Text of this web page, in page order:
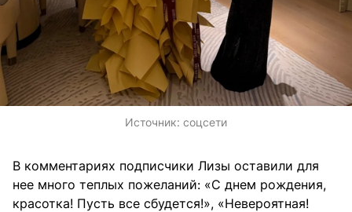
Источник: соцсети
В комментариях подписчики Лизы оставили для
нее много теплых пожеланий: «С днем рождения,
красотка! Пусть все сбудется!», «Невероятная!